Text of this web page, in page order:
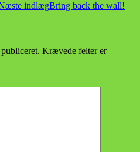
indlægBring back the wall!
Krævede felter er